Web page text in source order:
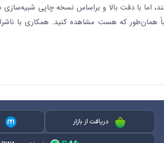
اما با دقت بالا و براساس نسخه چاپی شبیه‌سازی
همان‌طور که هست مشاهده کنید. همکاری با
دریافت از بازار